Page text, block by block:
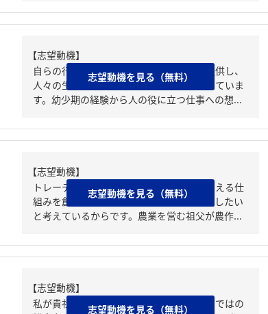
【志望動機】
自らの行動や思考を通じて新たな価値を提供し、
人々の生活や社会を支えていきたいと考えていま
す。幼少期の経験から人の役に立つ仕事への想...
志望動機を見る（無料）
【志望動機】
トレーディングを通じて暮らしの土台を支える仕
組みを創り、誰も取り残さない社会を実現したい
と考えているからです。農業を営む祖父が農作...
志望動機を見る（無料）
【志望動機】
私が貴社を志望する理由は、三菱商事ならではの
志望動機を見る（無料）